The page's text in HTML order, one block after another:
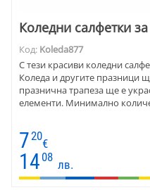
Коледни салфетки
Код: Koleda877
С тези красиви коледни
Коледа и другите празници
празнична трапеза ще е
елементи. Минимално
720
€
14 08
лв.